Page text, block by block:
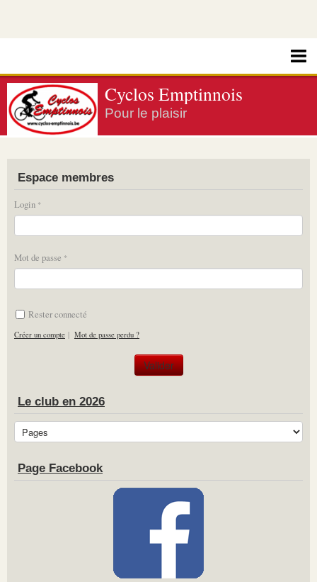
Cyclos Emptinnois
Pour le plaisir
Espace membres
Login
Mot de passe
Rester connecté
Créer un compte | Mot de passe perdu ?
Le club en 2026
Page Facebook